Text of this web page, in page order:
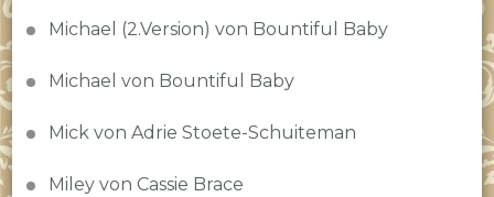
Michael (2.Version) von Bountiful Baby
Michael von Bountiful Baby
Mick von Adrie Stoete-Schuiteman
Miley von Cassie Brace